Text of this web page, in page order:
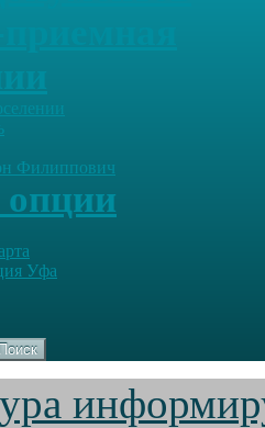
Филиппович
Уфа
Поиск